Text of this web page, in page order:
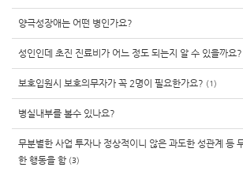
양극성장애는 어떤 병인가요?
성인인데 초진 진료비가 어느 정도 되는지 알 수 있을까요?
보호입원시 보호의무자가 꼭 2명이 필요한가요? (1)
병실내부를 볼수 있나요?
무분별한 사업 투자나 정상적이니 않은 과도한 성관계 등
한 행동을 함 (3)